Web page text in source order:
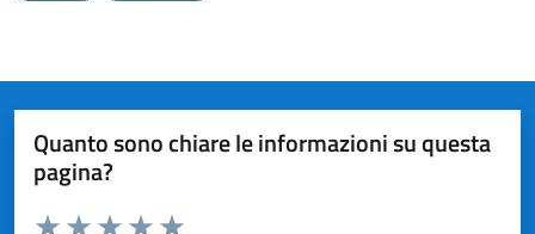
Quanto sono chiare le informazioni su questa
pagina?
Valuta da 1 a 5 stelle la pagina